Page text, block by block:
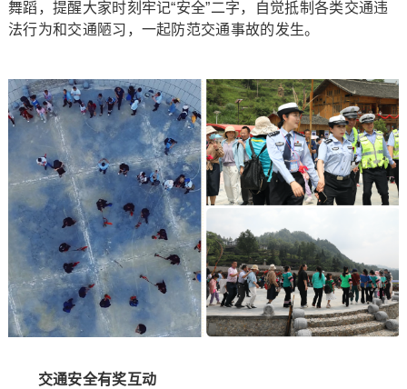
舞蹈，提醒大家时刻牢记“安全”二字，自觉抵制各类交通违
法行为和交通陋习，一起防范交通事故的发生。
交通安全有奖互动